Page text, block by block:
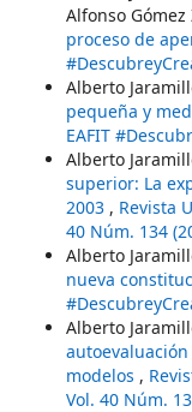
Alfonso Gómez
proceso de
Alberto
pequeña y
EAFIT
Alberto
superior: La
2003 , Revista
40 Núm. 134
Alberto
nueva
Alberto
modelos ,
Vol. 40 Núm.